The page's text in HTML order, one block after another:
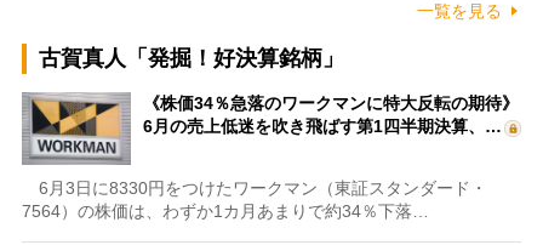
一覧を見る
古賀真人「発掘！好決算銘柄」
《株価34％急落のワークマンに特大反転の期待》
6月の売上低迷を吹き飛ばす第1四半期決算、…
6月3日に8330円をつけたワークマン（東証スタンダード・
7564）の株価は、わずか1カ月あまりで約34％下落…